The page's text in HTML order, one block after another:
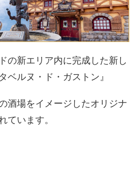
の新エリア内に完成した新し
ベルヌ・ド・ガストン』
酒場をイメージしたオリジナ
ています。